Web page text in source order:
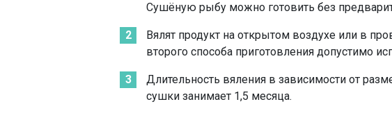
Сушёную рыбу можно готовить без
Вялят продукт на открытом воздухе или в
второго способа приготовления допустимо
Длительность вяления в зависимости от
сушки занимает 1,5 месяца.